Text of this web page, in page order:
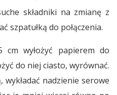
składniki na zmianę z
szpatułką do połączenia.
wyłożyć papierem do
do niej ciasto, wyrównać.
wykładać nadzienie serowe